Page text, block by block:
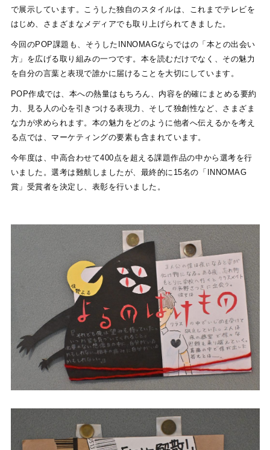
で展示しています。こうした独自のスタイルは、これまでテレビを
はじめ、さまざまなメディアでも取り上げられてきました。
今回のPOP課題も、そうしたINNOMAGならではの「本との出会い
方」を広げる取り組みの一つです。本を読むだけでなく、その魅力
を自分の言葉と表現で誰かに届けることを大切にしています。
POP作成では、本への熱量はもちろん、内容を的確にまとめる要約
力、見る人の心を引きつける表現力、そして独創性など、さまざま
な力が求められます。本の魅力をどのように他者へ伝えるかを考え
る点では、マーケティングの要素も含まれています。
今年度は、中高合わせて400点を超える課題作品の中から選考を行
いました。選考は難航しましたが、最終的に15名の「INNOMAG
賞」受賞者を決定し、表彰を行いました。